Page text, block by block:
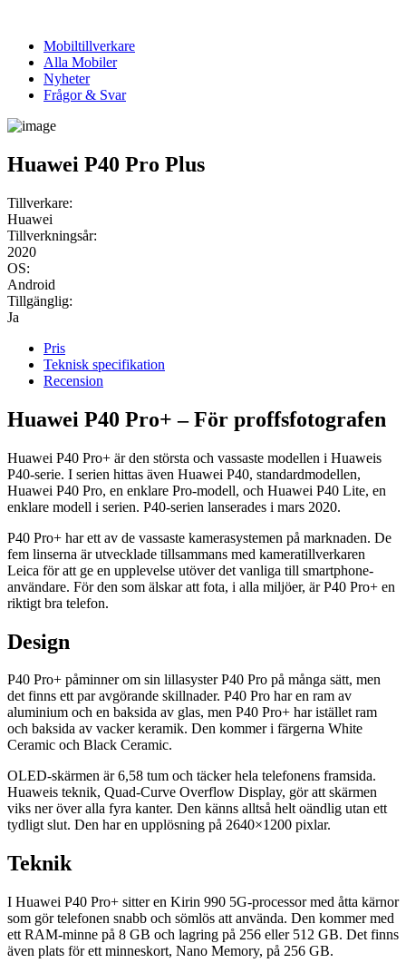
Mobiltillverkare
Alla Mobiler
Nyheter
Frågor & Svar
Huawei P40 Pro Plus
Tillverkare:
Huawei
Tillverkningsår:
2020
OS:
Android
Tillgänglig:
Ja
Pris
Teknisk specifikation
Recension
Huawei P40 Pro+ – För proffsfotografen
Huawei P40 Pro+ är den största och vassaste modellen i Huaweis
P40-serie. I serien hittas även Huawei P40, standardmodellen,
Huawei P40 Pro, en enklare Pro-modell, och Huawei P40 Lite, en
enklare modell i serien. P40-serien lanserades i mars 2020.
P40 Pro+ har ett av de vassaste kamerasystemen på marknaden. De
fem linserna är utvecklade tillsammans med kameratillverkaren
Leica för att ge en upplevelse utöver det vanliga till smartphone-
användare. För den som älskar att fota, i alla miljöer, är P40 Pro+ en
riktigt bra telefon.
Design
P40 Pro+ påminner om sin lillasyster P40 Pro på många sätt, men
det finns ett par avgörande skillnader. P40 Pro har en ram av
aluminium och en baksida av glas, men P40 Pro+ har istället ram
och baksida av vacker keramik. Den kommer i färgerna White
Ceramic och Black Ceramic.
OLED-skärmen är 6,58 tum och täcker hela telefonens framsida.
Huaweis teknik, Quad-Curve Overflow Display, gör att skärmen
viks ner över alla fyra kanter. Den känns alltså helt oändlig utan ett
tydligt slut. Den har en upplösning på 2640×1200 pixlar.
Teknik
I Huawei P40 Pro+ sitter en Kirin 990 5G-processor med åtta kärnor
som gör telefonen snabb och sömlös att använda. Den kommer med
ett RAM-minne på 8 GB och lagring på 256 eller 512 GB. Det finns
även plats för ett minneskort, Nano Memory, på 256 GB.